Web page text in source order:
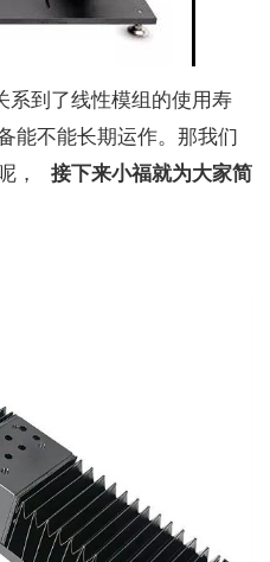
到了线性模组的使用寿
能不能长期运作。那我们
，
接下来小福就为大家简